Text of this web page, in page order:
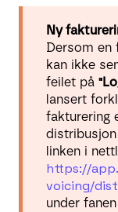
Ny
Dersom en
kan ikke
feilet på
lansert
fakturering
linken i
https://
voicing/
under fanen